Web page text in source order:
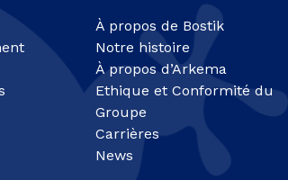
À propos de Bostik
Notre histoire
À propos d’Arkema
Ethique et Conformité du
Groupe
Carrières
News